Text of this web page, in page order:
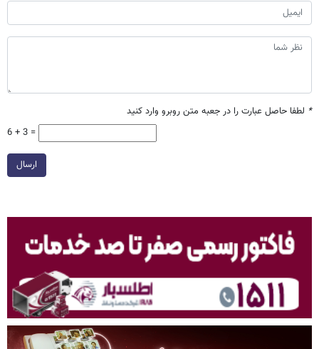
* لطفا حاصل عبارت را در جعبه متن روبرو وارد کنید
6 + 3 =
ارسال